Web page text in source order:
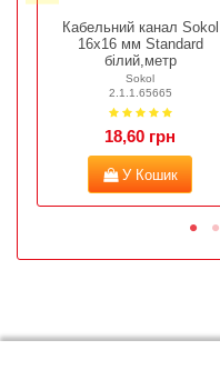
Кабельний канал Sokol
16х16 мм Standard
білий,метр
Sokol
2.1.1.65665
18,60 грн
У Кошик